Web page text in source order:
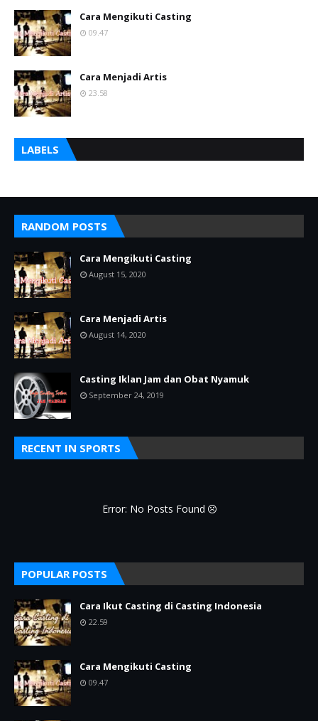
Cara Mengikuti Casting
09.47
Cara Menjadi Artis
23.58
LABELS
RANDOM POSTS
Cara Mengikuti Casting
August 15, 2020
Cara Menjadi Artis
August 14, 2020
Casting Iklan Jam dan Obat Nyamuk
September 24, 2019
RECENT IN SPORTS
Error: No Posts Found
POPULAR POSTS
Cara Ikut Casting di Casting Indonesia
22.59
Cara Mengikuti Casting
09.47